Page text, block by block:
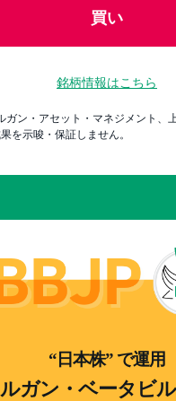
買い
銘柄情報はこちら
ガン・アセット・マネジメント、
を示唆・保証しません。
“日本株” で運用
ガン・ベータビ